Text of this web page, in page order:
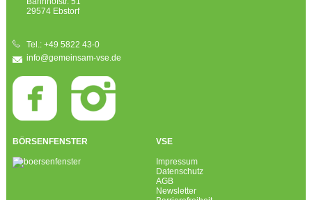
29574 Ebstorf
Tel.: +49 5822 43-0
info@gemeinsam-vse.de
BÖRSENFENSTER VSE
Impressum
Datenschutz
AGB
Newsletter